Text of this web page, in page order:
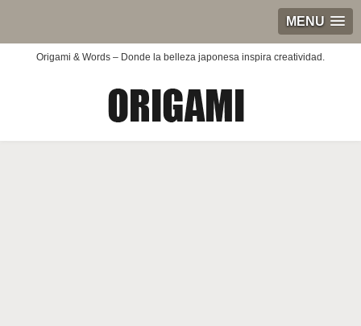
MENU
Origami & Words – Donde la belleza japonesa inspira creatividad.